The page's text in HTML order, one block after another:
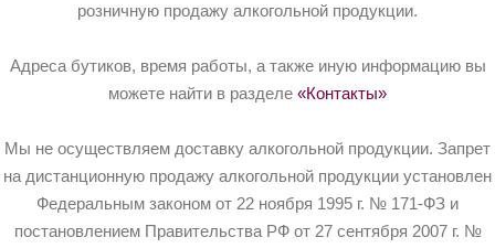
розничную продажу алкогольной продукции.
Адреса бутиков, время работы, а также иную информацию вы
можете найти в разделе «Контакты»
Мы не осуществляем доставку алкогольной продукции. Запрет
на дистанционную продажу алкогольной продукции установлен
Федеральным законом от 22 ноября 1995 г. № 171-ФЗ и
постановлением Правительства РФ от 27 сентября 2007 г. №